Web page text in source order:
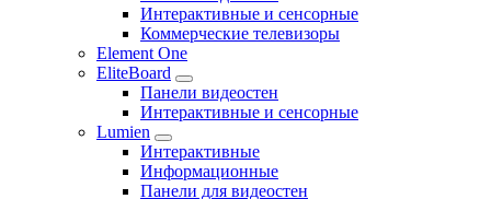
Интерактивные и сенсорные
Коммерческие телевизоры
Element One
EliteBoard
Панели видеостен
Интерактивные и сенсорные
Lumien
Интерактивные
Информационные
Панели для видеостен